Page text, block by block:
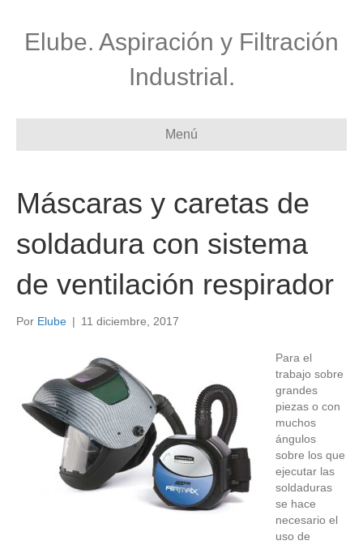
Elube. Aspiración y Filtración
Industrial.
Menú
Máscaras y caretas de
soldadura con sistema
de ventilación respirador
Por Elube | 11 diciembre, 2017
Para el
trabajo sobre
grandes
piezas o con
muchos
ángulos
sobre los que
ejecutar las
soldaduras
se hace
necesario el
uso de